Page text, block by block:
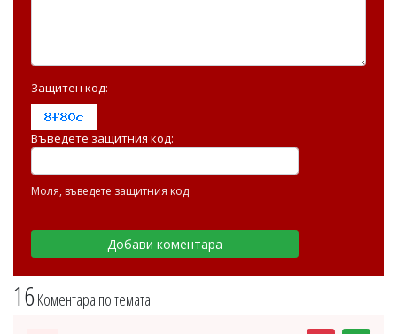
16Коментара по темата
Защитен код:
Въведете защитния код:
Моля, въведете защитния код